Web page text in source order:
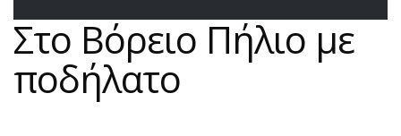
Στο Βόρειο Πήλιο με
ποδήλατο